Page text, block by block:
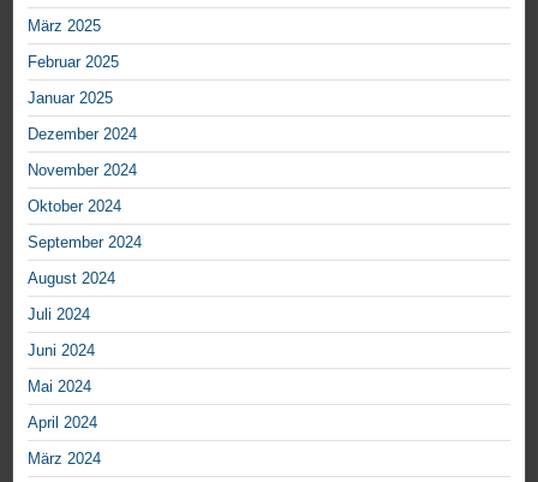
März 2025
Februar 2025
Januar 2025
Dezember 2024
November 2024
Oktober 2024
September 2024
August 2024
Juli 2024
Juni 2024
Mai 2024
April 2024
März 2024